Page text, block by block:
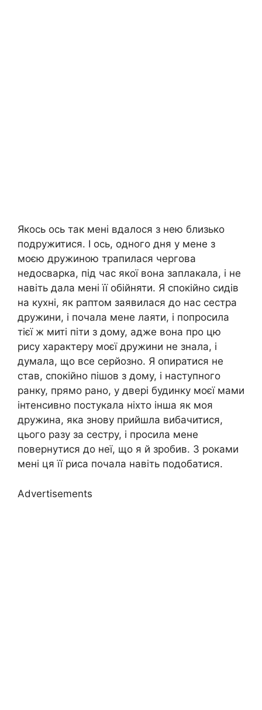
Якось ось так мені вдалося з нею близько
подружитися. І ось, одного дня у мене з
моєю дружиною трапилася чергова
недосварка, під час якої вона заплакала, і не
навіть дала мені її обійняти. Я спокійно сидів
на кухні, як раптом заявилася до нас сестра
дружини, і почала мене лаяти, і попросила
тієї ж миті піти з дому, адже вона про цю
рису характеру моєї дружини не знала, і
думала, що все серйозно. Я опиратися не
став, спокійно пішов з дому, і наступного
ранку, прямо рано, у двері будинку моєї мами
інтенсивно постукала ніхто інша як моя
дружина, яка знову прийшла вибачитися,
цього разу за сестру, і просила мене
повернутися до неї, що я й зробив. З роками
мені ця її риса почала навіть подобатися.
Advertisements